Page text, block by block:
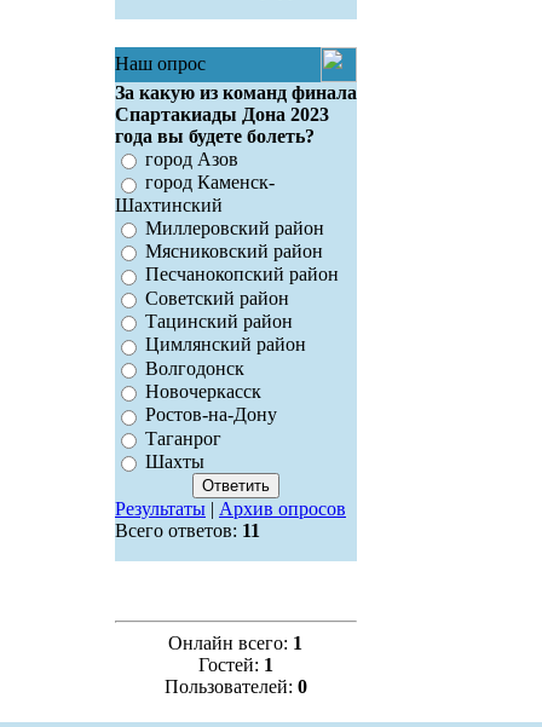
Наш опрос
За какую из команд финала
Спартакиады Дона 2023
года вы будете болеть?
город Азов
город Каменск-
Шахтинский
Миллеровский район
Мясниковский район
Песчанокопский район
Советский район
Тацинский район
Цимлянский район
Волгодонск
Новочеркасск
Ростов-на-Дону
Таганрог
Шахты
Результаты| Архив опросов
Всего ответов: 11
Онлайн всего: 1
Гостей: 1
Пользователей: 0